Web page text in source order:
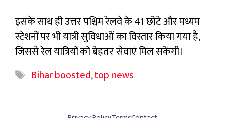
इसके साथ ही उत्तर पश्चिम रेलवे के 41 छोटे और मध्यम
स्टेशनों पर भी यात्री सुविधाओं का विस्तार किया गया है,
जिससे रेल यात्रियों को बेहतर सेवाएं मिल सकेंगी।
Tags
Bihar boosted,top news